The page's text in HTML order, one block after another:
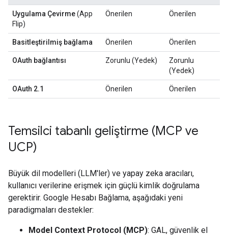
Uygulama Çevirme(App
Flip)
Önerilen Önerilen
Basitleştirilmiş bağlama Önerilen Önerilen
OAuth bağlantısı Zorunlu (Yedek)
Zorunlu
(Yedek)
OAuth 2.1 Önerilen Önerilen
Temsilci tabanlı geliştirme (MCP ve
UCP)
Büyük dil modelleri (LLM'ler) ve yapay zeka aracıları,
kullanıcı verilerine erişmek için güçlü kimlik doğrulama
gerektirir. Google Hesabı Bağlama, aşağıdaki yeni
paradigmaları destekler:
Model Context Protocol (MCP): GAL, güvenlik el